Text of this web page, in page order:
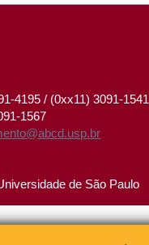
4195 / (0xx11) 3091-1541
1567
de São Paulo